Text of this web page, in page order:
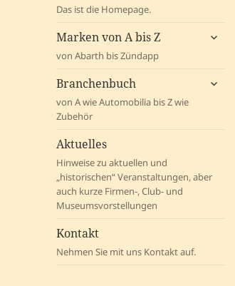
Das ist die Homepage.
Marken von A bis Z
von Abarth bis Zündapp
Branchenbuch
von A wie Automobilia bis Z wie
Zubehör
Aktuelles
Hinweise zu aktuellen und
„historischen“ Veranstaltungen, aber
auch kurze Firmen-, Club- und
Museumsvorstellungen
Kontakt
Nehmen Sie mit uns Kontakt auf.